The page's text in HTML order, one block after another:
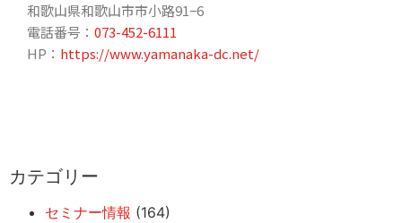
和歌山県和歌山市市小路91−6
電話番号： 073-452-6111
HP： https://www.yamanaka-dc.net/
カテゴリー
セミナー情報 (164)